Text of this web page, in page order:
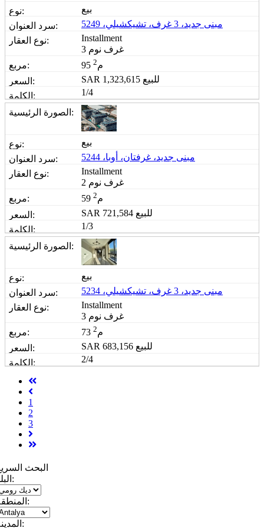
بيع
مبنى جديد، 3 غرف، تشيكشيلي، 5249
Installment
3 غرف نوم
95 م2
SAR 1,323,615 للبيع
1/4
بيع
مبنى جديد، غرفتان، أوبا، 5244
Installment
2 غرف نوم
59 م2
SAR 721,584 للبيع
1/3
بيع
مبنى جديد، 3 غرف، تشيكشيلي، 5234
Installment
3 غرف نوم
73 م2
SAR 683,156 للبيع
2/4
1
2
3
البحث
البلد:
المنطقة:
المدينة: